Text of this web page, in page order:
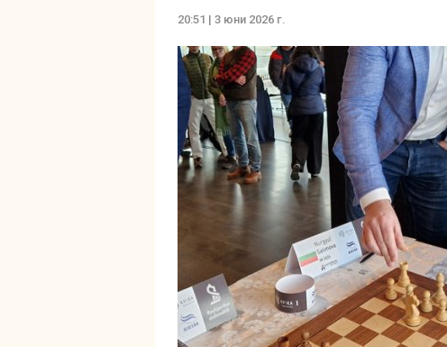
20:51 | 3 юни 2026 г.